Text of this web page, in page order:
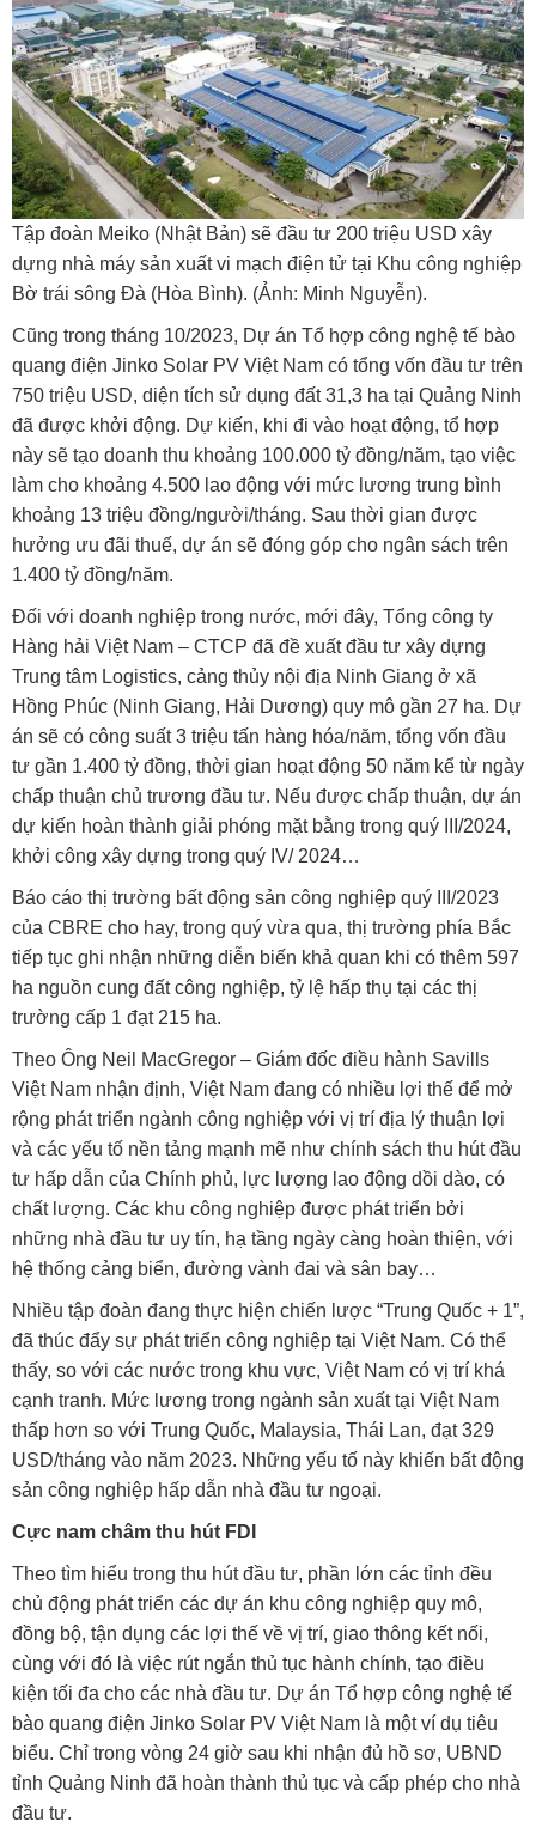
Tập đoàn Meiko (Nhật Bản) sẽ đầu tư 200 triệu USD xây
dựng nhà máy sản xuất vi mạch điện tử tại Khu công nghiệp
Bờ trái sông Đà (Hòa Bình). (Ảnh: Minh Nguyễn).
Cũng trong tháng 10/2023, Dự án Tổ hợp công nghệ tế bào
quang điện Jinko Solar PV Việt Nam có tổng vốn đầu tư trên
750 triệu USD, diện tích sử dụng đất 31,3 ha tại Quảng Ninh
đã được khởi động. Dự kiến, khi đi vào hoạt động, tổ hợp
này sẽ tạo doanh thu khoảng 100.000 tỷ đồng/năm, tạo việc
làm cho khoảng 4.500 lao động với mức lương trung bình
khoảng 13 triệu đồng/người/tháng. Sau thời gian được
hưởng ưu đãi thuế, dự án sẽ đóng góp cho ngân sách trên
1.400 tỷ đồng/năm.
Đối với doanh nghiệp trong nước, mới đây, Tổng công ty
Hàng hải Việt Nam – CTCP đã đề xuất đầu tư xây dựng
Trung tâm Logistics, cảng thủy nội địa Ninh Giang ở xã
Hồng Phúc (Ninh Giang, Hải Dương) quy mô gần 27 ha. Dự
án sẽ có công suất 3 triệu tấn hàng hóa/năm, tổng vốn đầu
tư gần 1.400 tỷ đồng, thời gian hoạt động 50 năm kể từ ngày
chấp thuận chủ trương đầu tư. Nếu được chấp thuận, dự án
dự kiến hoàn thành giải phóng mặt bằng trong quý III/2024,
khởi công xây dựng trong quý IV/ 2024…
Báo cáo thị trường bất động sản công nghiệp quý III/2023
của CBRE cho hay, trong quý vừa qua, thị trường phía Bắc
tiếp tục ghi nhận những diễn biến khả quan khi có thêm 597
ha nguồn cung đất công nghiệp, tỷ lệ hấp thụ tại các thị
trường cấp 1 đạt 215 ha.
Theo Ông Neil MacGregor – Giám đốc điều hành Savills
Việt Nam nhận định, Việt Nam đang có nhiều lợi thế để mở
rộng phát triển ngành công nghiệp với vị trí địa lý thuận lợi
và các yếu tố nền tảng mạnh mẽ như chính sách thu hút đầu
tư hấp dẫn của Chính phủ, lực lượng lao động dồi dào, có
chất lượng. Các khu công nghiệp được phát triển bởi
những nhà đầu tư uy tín, hạ tầng ngày càng hoàn thiện, với
hệ thống cảng biển, đường vành đai và sân bay…
Nhiều tập đoàn đang thực hiện chiến lược “Trung Quốc + 1”,
đã thúc đẩy sự phát triển công nghiệp tại Việt Nam. Có thể
thấy, so với các nước trong khu vực, Việt Nam có vị trí khá
cạnh tranh. Mức lương trong ngành sản xuất tại Việt Nam
thấp hơn so với Trung Quốc, Malaysia, Thái Lan, đạt 329
USD/tháng vào năm 2023. Những yếu tố này khiến bất động
sản công nghiệp hấp dẫn nhà đầu tư ngoại.
Cực nam châm thu hút FDI
Theo tìm hiểu trong thu hút đầu tư, phần lớn các tỉnh đều
chủ động phát triển các dự án khu công nghiệp quy mô,
đồng bộ, tận dụng các lợi thế về vị trí, giao thông kết nối,
cùng với đó là việc rút ngắn thủ tục hành chính, tạo điều
kiện tối đa cho các nhà đầu tư. Dự án Tổ hợp công nghệ tế
bào quang điện Jinko Solar PV Việt Nam là một ví dụ tiêu
biểu. Chỉ trong vòng 24 giờ sau khi nhận đủ hồ sơ, UBND
tỉnh Quảng Ninh đã hoàn thành thủ tục và cấp phép cho nhà
đầu tư.